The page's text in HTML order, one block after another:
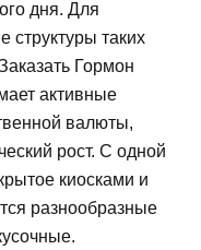
дня. Для
структуры таких
Гормон
активные
валюты,
рост. С одной
киосками и
разнообразные